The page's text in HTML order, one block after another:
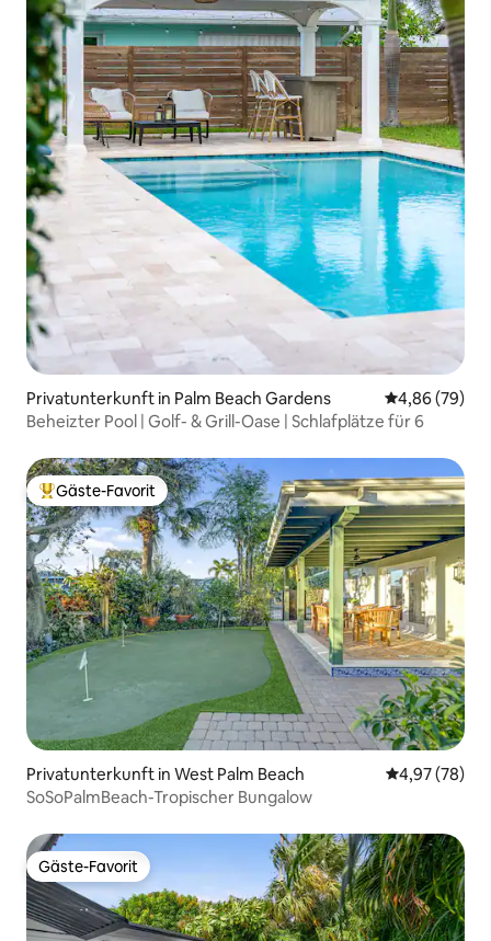
Privatunterkunft in Palm Beach Gardens
4,86 (79)
Beheizter Pool | Golf- & Grill-Oase | Schlafplätze für 6
Beliebter Gäste-Favorit.
Gäste-Favorit
Privatunterkunft in West Palm Beach
4,97 (78)
SoSoPalmBeach-Tropischer Bungalow
Gäste-Favorit
Gäste-Favorit